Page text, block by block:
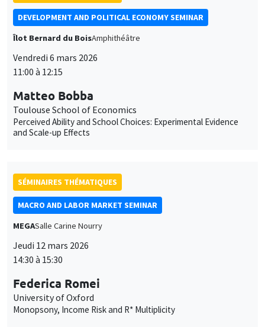
DEVELOPMENT AND POLITICAL ECONOMY SEMINAR
Îlot Bernard du BoisAmphithéâtre
Vendredi 6 mars 2026
11:00 à 12:15
Matteo Bobba
Toulouse School of Economics
Perceived Ability and School Choices: Experimental Evidence
and Scale-up Effects
SÉMINAIRES THÉMATIQUES
MACRO AND LABOR MARKET SEMINAR
MEGASalle Carine Nourry
Jeudi 12 mars 2026
14:30 à 15:30
Federica Romei
University of Oxford
Monopsony, Income Risk and R* Multiplicity